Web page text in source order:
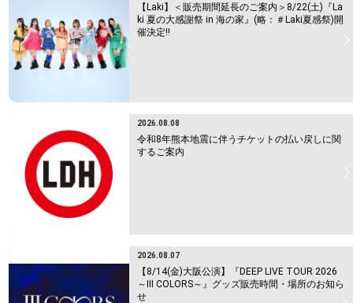
【Laki】＜販売期間延長のご案内＞8/22(土)『La
ki 夏の大感謝祭 in 海の家』(略：＃Laki夏感祭)開
催決定!!
2026.08.08
令和8年熊本地震に伴うチケットの払い戻しに関
するご案内
2026.08.07
【8/14(金)大阪公演】『DEEP LIVE TOUR 2026
～Ⅲ COLORS～』グッズ販売時間・場所のお知ら
せ